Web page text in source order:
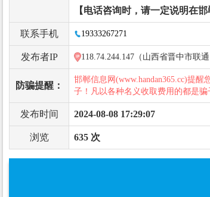
【电话咨询时，请一定说明在
联系手机 19333267271
发布者IP 118.74.244.147（山西省晋中市联通
防骗提醒：
邯郸信息网(www.handan365.cc)提醒
子！凡以各种名义收取费用的都是骗
发布时间 2024-08-08 17:29:07
浏览 635 次